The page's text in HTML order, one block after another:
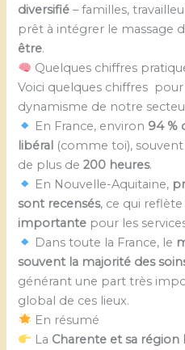
diversifié – familles,
prêt à intégrer le massage
être.
Quelques chiffres
Voici quelques chiffres
dynamisme de notre
En France, environ 94 %
libéral (comme toi),
de plus de200 heures.
En Nouvelle-Aquitaine,
sont recensés, ce qui
importante pour les
Dans toute la France, le
souvent la majorité des
générant une part très
global de ces lieux.
En résumé
La Charente et sa région